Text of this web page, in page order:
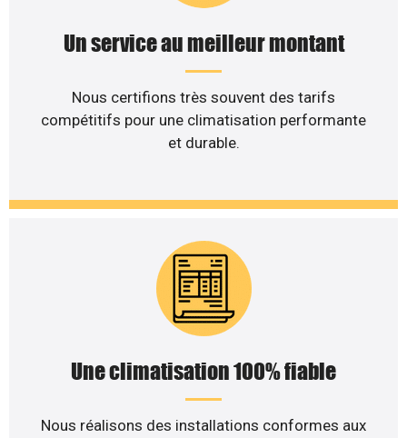
Un service au meilleur montant
Nous certifions très souvent des tarifs
compétitifs pour une climatisation performante
et durable.
Une climatisation 100% fiable
Nous réalisons des installations conformes aux